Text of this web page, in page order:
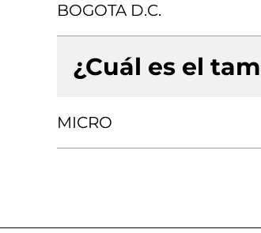
BOGOTA D.C.
¿Cuál es el
MICRO